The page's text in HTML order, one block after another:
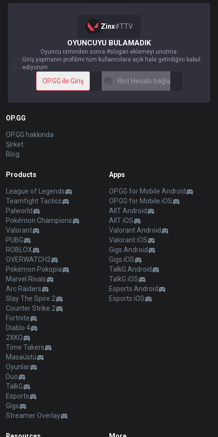
Zinx#TTV
OYUNCUYU BULAMADIK
Oyuncu isminden sonra #slogan eklemeyi unutma.
Giriş yapmanın profilimi tüm kullanıcılara açık hale getirdiğini kabul
ediyorum
OP.GG ile Giriş Riot Hesabı bağla
OP.GG
OP.GG hakkında
Şirket
Blog
Products
League of Legends
Teamfight Tactics
Palworld
Pokémon Champions
Valorant
PUBG
ROBLOX
OVERWATCH2
Pokémon Pokopia
Marvel Rivals
Arc Raiders
Slay The Spire 2
Counter Strike 2
Fortnite
Diablo 4
2XKO
Time Takers
Masaüstü
Oyunlar
Duo
TalkG
Esports
Gigs
Streamer Overlay
Apps
OP.GG for Mobile Android
OP.GG for Mobile iOS
AllT Android
AllT iOS
Valorant Android
Valorant iOS
Gigs Android
Gigs iOS
TalkG Android
TalkG iOS
Esports Android
Esports iOS